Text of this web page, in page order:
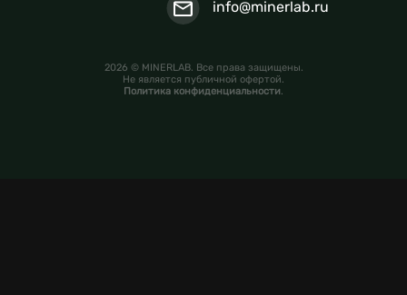
info@minerlab.ru
2026 © MINERLAB. Все права защищены.
Не является публичной офертой.
Политика конфиденциальности.